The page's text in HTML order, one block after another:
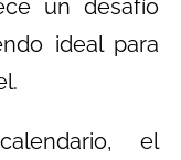
un desafío
ideal para
el